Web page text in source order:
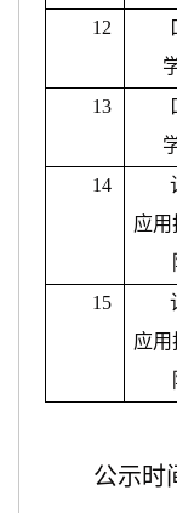
12
13
14
应用
15
应用
公示时